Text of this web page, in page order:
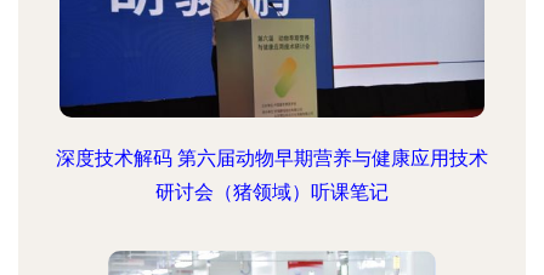
深度技术解码 第六届动物早期营养与健康应用技术
研讨会（猪领域）听课笔记